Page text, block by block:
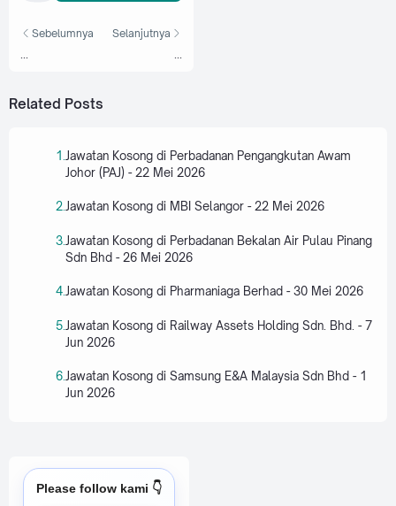
Sebelumnya Selanjutnya
Related Posts
Jawatan Kosong di Perbadanan Pengangkutan Awam
Johor (PAJ) - 22 Mei 2026
Jawatan Kosong di MBI Selangor - 22 Mei 2026
Jawatan Kosong di Perbadanan Bekalan Air Pulau Pinang
Sdn Bhd - 26 Mei 2026
Jawatan Kosong di Pharmaniaga Berhad - 30 Mei 2026
Jawatan Kosong di Railway Assets Holding Sdn. Bhd. - 7
Jun 2026
Jawatan Kosong di Samsung E&A Malaysia Sdn Bhd - 1
Jun 2026
Please follow kami 👇